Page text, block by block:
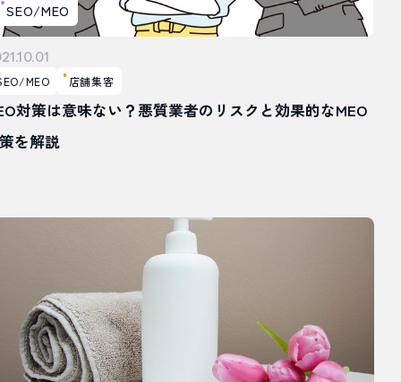
SEO/MEO
MEO 店舗集客
対策は意味ない？悪質業者のリスクと効果的なMEO
を解説